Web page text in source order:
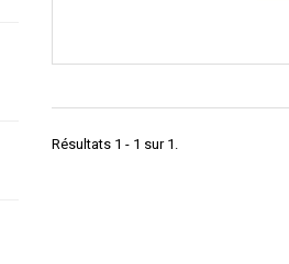
Résultats 1 - 1 sur 1.